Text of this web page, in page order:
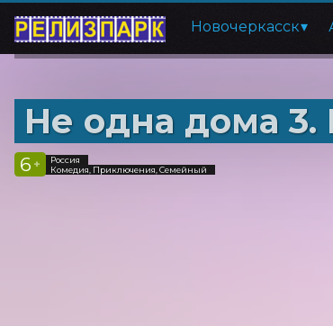
Новочеркасск
Не одна дома
6 +
Россия
Комедия, Приключения, Семейный